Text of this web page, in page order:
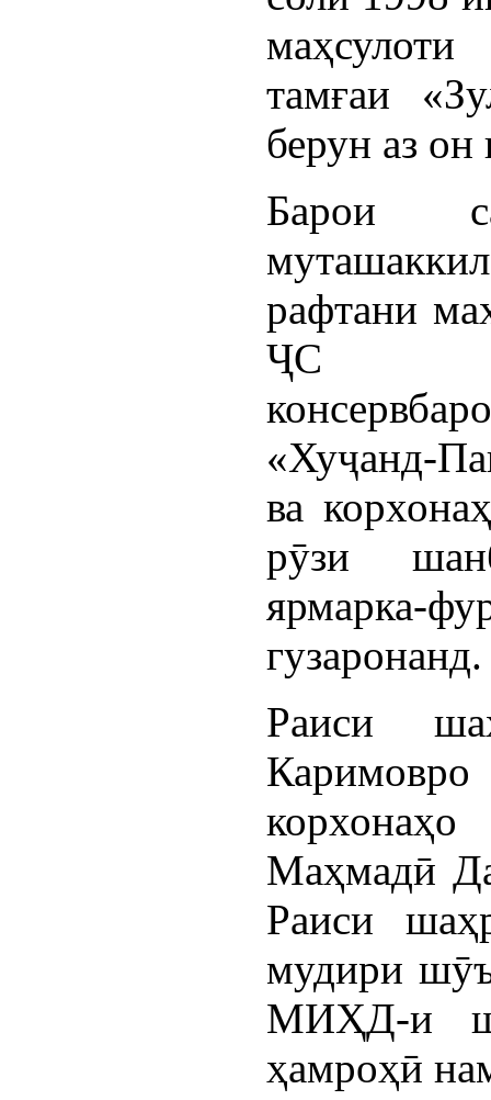
маҳсулоти
тамғаи
берун аз он
Барои
рафтани
ҶС
«Хуҷанд-
ва
рӯзи
гузаронанд.
Раиси
Маҳмадӣ
Раиси
мудири
МИҲД-и
ҳамроҳӣ